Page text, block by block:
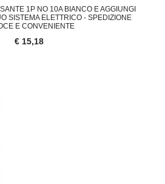
1P NO 10A BIANCO E AGGIUNGI
SISTEMA ELETTRICO - SPEDIZIONE
E CONVENIENTE
€ 15,18